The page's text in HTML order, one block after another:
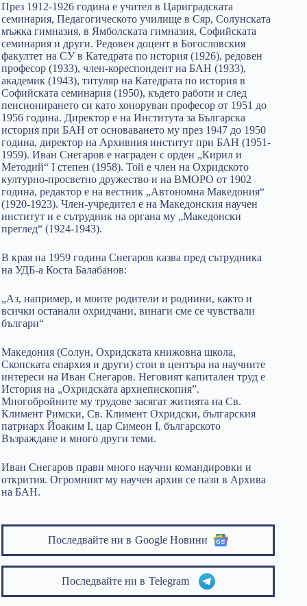
През 1912-1926 година е учител в Цариградската
семинария, Педагогическото училище в Сяр, Солунската
мъжка гимназия, в Ямболската гимназия, Софийската
семинария и други. Редовен доцент в Богословския
факултет на СУ в Катедрата по история (1926), редовен
професор (1933), член-кореспондент на БАН (1933),
академик (1943), титуляр на Катедрата по история в
Софийската семинария (1950), където работи и след
пенсионирането си като хоноруван професор от 1951 до
1956 година. Директор е на Института за Българска
история при БАН от основаването му през 1947 до 1950
година, директор на Архивния институт при БАН (1951-
1959). Иван Снегаров е награден с орден „Кирил и
Методий“ I степен (1958). Той е член на Охридското
културно-просветно дружество и на ВМОРО от 1902
година, редактор е на вестник „Автономна Македония“
(1920-1923). Член-учредител е на Македонския научен
институт и е сътрудник на органа му „Македонски
преглед“ (1924-1943).
В края на 1959 година Снегаров казва пред сътрудника
на УДБ-а Коста Балабанов:
„Аз, например, и моите родители и роднини, както и
всички останали охридчани, винаги сме се чувствали
българи“
Македония (Солун, Охридската книжовна школа,
Скопската епархия и други) стои в центъра на научните
интереси на Иван Снегаров. Неговият капитален труд е
История на „Охридската архиепископия”.
Многобройните му трудове засягат житията на Св.
Климент Римски, Св. Климент Охридски, българския
патриарх Йоаким I, цар Симеон I, българското
Възраждане и много други теми.
Иван Снегаров прави много научни командировки и
открития. Огромният му научен архив се пази в Архива
на БАН.
Последвайте ни в Google Новини
Последвайте ни в Telegram